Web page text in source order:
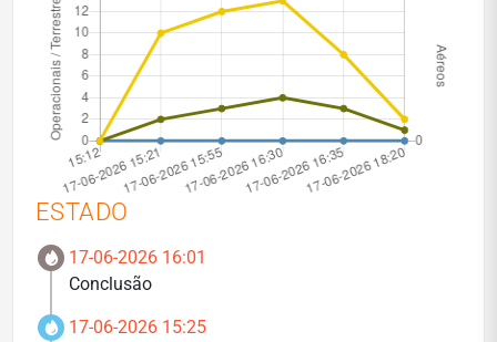
ESTADO
17-06-2026 16:01
Conclusão
17-06-2026 15:25